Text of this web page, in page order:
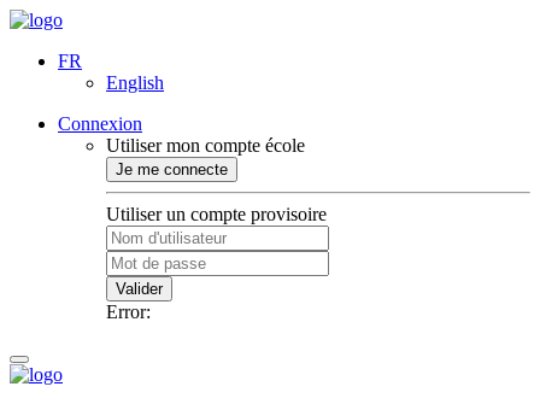
FR
English
Connexion
Utiliser mon compte école
Je me connecte
Utiliser un compte provisoire
Valider
Error: